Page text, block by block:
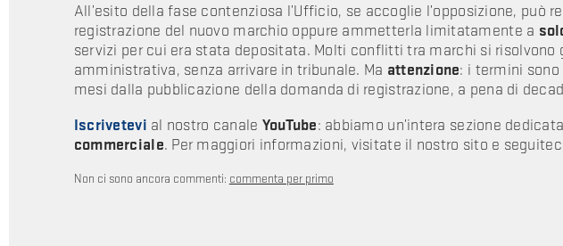
All’esito della fase contenziosa l’Ufficio, se accoglie l’opposizione, può
registrazione del nuovo marchio oppure ammetterla limitatamente a
servizi per cui era stata depositata. Molti conflitti tra marchi si risolvono
amministrativa, senza arrivare in tribunale. Ma attenzione: i termini
mesi dalla pubblicazione della domanda di registrazione, a pena di
Iscrivetevi al nostro canale YouTube: abbiamo un’intera sezione
commerciale. Per maggiori informazioni, visitate il nostro sito e
Non ci sono ancora commenti: commenta per primo